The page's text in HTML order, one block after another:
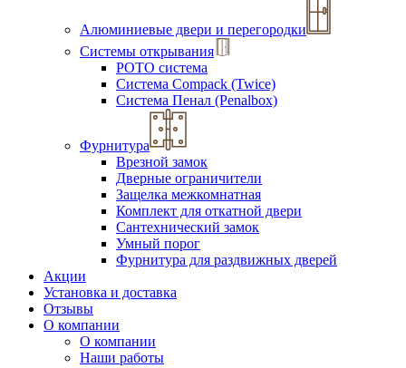
Алюминиевые двери и перегородки
Системы открывания
РОТО система
Система Compack (Twice)
Система Пенал (Penalbox)
Фурнитура
Врезной замок
Дверные ограничители
Защелка межкомнатная
Комплект для откатной двери
Сантехнический замок
Умный порог
Фурнитура для раздвижных дверей
Акции
Установка и доставка
Отзывы
О компании
О компании
Наши работы